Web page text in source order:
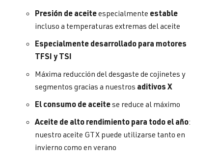
Presión de aceiteespecialmente estable
incluso a temperaturas extremas del aceite
Especialmente desarrollado para motores
TFSI y TSI
Máxima reducción del desgaste de cojinetes y
segmentos gracias a nuestros aditivos X
El consumo de aceitese reduce al máximo
Aceite de alto rendimiento para todo el año:
nuestro aceite GTX puede utilizarse tanto en
invierno como en verano